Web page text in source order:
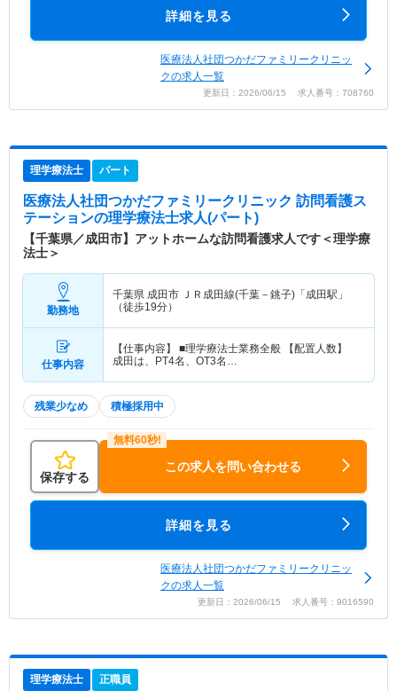
詳細を見る
医療法人社団つかだファミリークリニッ
クの求人一覧
更新日：2026/06/15 求人番号：708760
理学療法士 パート
医療法人社団つかだファミリークリニック 訪問看護ス
テーションの理学療法士求人(パート)
【千葉県／成田市】アットホームな訪問看護求人です＜理学療
法士＞
勤務地
千葉県 成田市 ＪＲ成田線(千葉－銚子)「成田駅」
（徒歩19分）
仕事内容
【仕事内容】 ■理学療法士業務全般 【配置人数】
成田は、PT4名、OT3名…
残業少なめ 積極採用中
保存する
この求人を問い合わせる
詳細を見る
医療法人社団つかだファミリークリニッ
クの求人一覧
更新日：2026/06/15 求人番号：9016590
理学療法士 正職員